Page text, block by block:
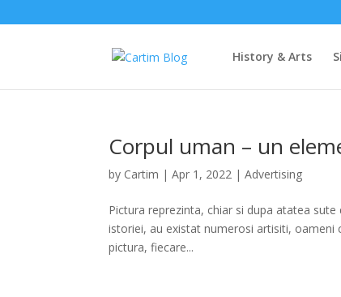
History & Arts
Corpul uman – un
by Cartim |Apr 1, 2022 |Advertising
Pictura reprezinta, chiar si dupa atatea
istoriei, au existat numerosi artisiti, oameni
pictura, fiecare...